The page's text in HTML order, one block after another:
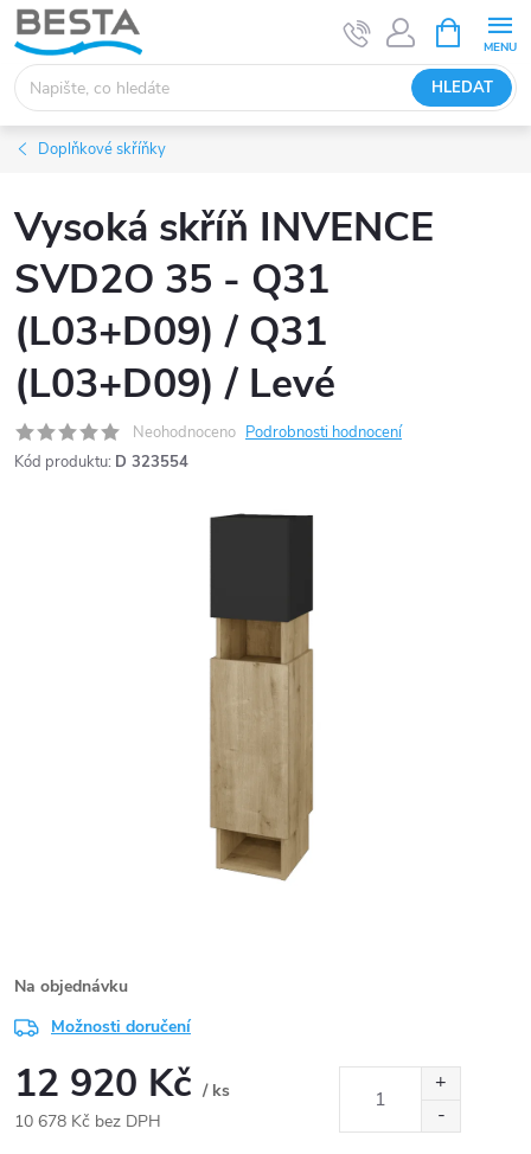
Přejít
na
obsah
HLEDAT
NÁKUPNÍ
KOŠÍK
Doplňkové skříňky
Vysoká skříň INVENCE
SVD2O 35 - Q31
(L03+D09) / Q31
(L03+D09) / Levé
Neohodnoceno Podrobnosti hodnocení
Kód produktu: D 323554
Na objednávku
Možnosti doručení
12 920 Kč / ks
10 678 Kč bez DPH